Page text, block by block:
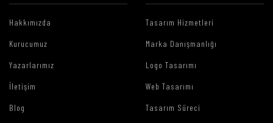
Hakkımızda
Kurucumuz
Yazarlarımız
İletişim
Blog
Tasarım Hizmetleri
Marka Danışmanlığı
Logo Tasarımı
Web Tasarımı
Tasarım Süreci